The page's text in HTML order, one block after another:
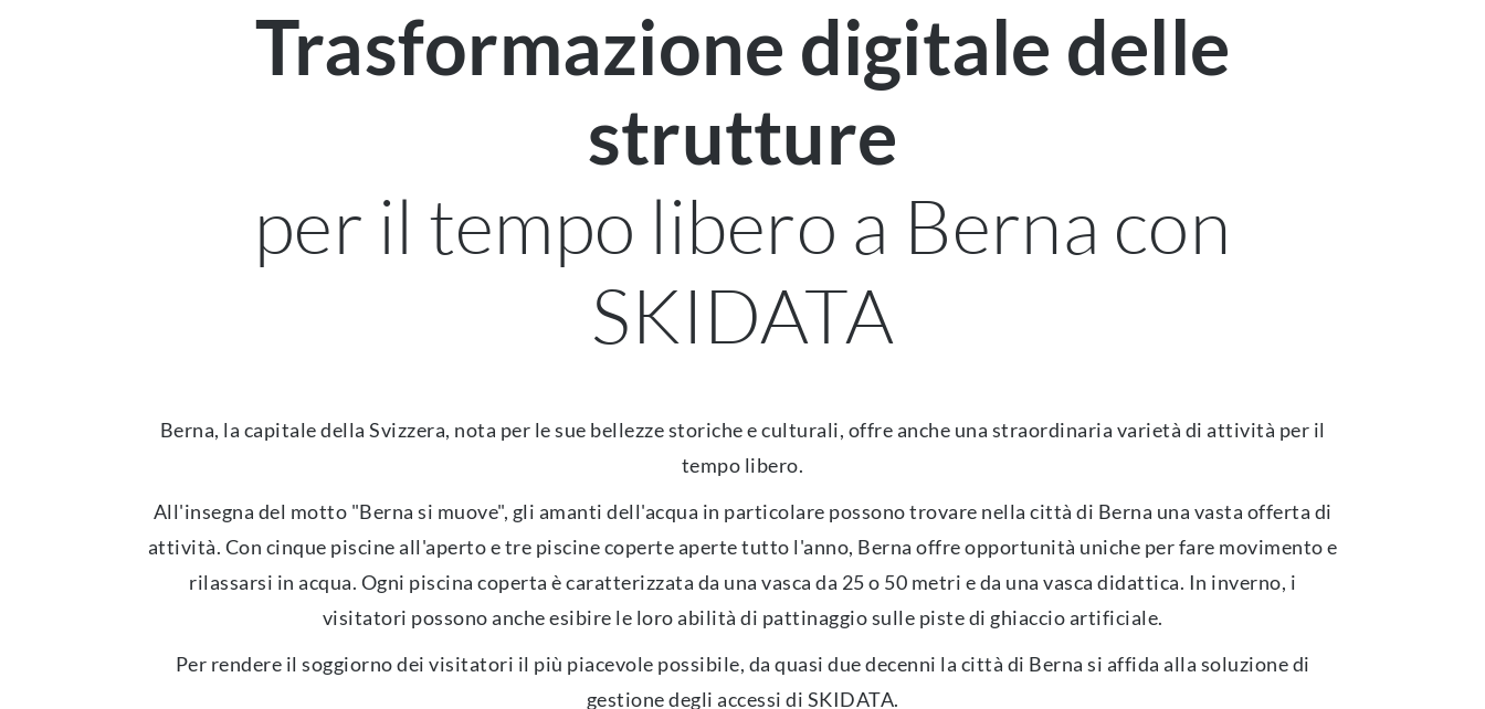
Trasformazione digitale delle
strutture
per il tempo libero a Berna con
SKIDATA
Berna, la capitale della Svizzera, nota per le sue bellezze storiche e culturali, offre anche una straordinaria varietà di attività per il
tempo libero.
All'insegna del motto "Berna si muove", gli amanti dell'acqua in particolare possono trovare nella città di Berna una vasta offerta di
attività. Con cinque piscine all'aperto e tre piscine coperte aperte tutto l'anno, Berna offre opportunità uniche per fare movimento e
rilassarsi in acqua. Ogni piscina coperta è caratterizzata da una vasca da 25 o 50 metri e da una vasca didattica. In inverno, i
visitatori possono anche esibire le loro abilità di pattinaggio sulle piste di ghiaccio artificiale.
Per rendere il soggiorno dei visitatori il più piacevole possibile, da quasi due decenni la città di Berna si affida alla soluzione di
gestione degli accessi di SKIDATA.